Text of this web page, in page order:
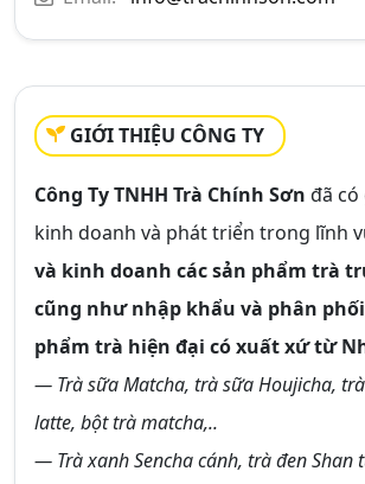
GIỚI THIỆU CÔNG TY
Công Ty TNHH Trà Chính Sơn đã có
kinh doanh và phát triển trong lĩnh
và kinh doanh các sản phẩm trà
cũng như nhập khẩu và phân phối
phẩm trà hiện đại có xuất xứ từ
— Trà sữa Matcha, trà sữa Houjicha,
latte, bột trà matcha,..
— Trà xanh Sencha cánh, trà đen Shan